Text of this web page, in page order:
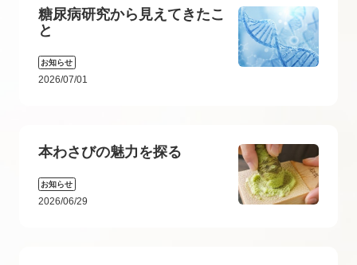
糖尿病研究から見えてきたこ
と
お知らせ
2026/07/01
本わさびの魅力を探る
お知らせ
2026/06/29